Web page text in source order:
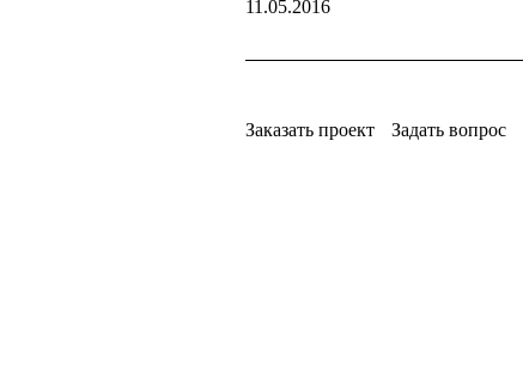
11.05.2016
Заказать проект Задать вопрос